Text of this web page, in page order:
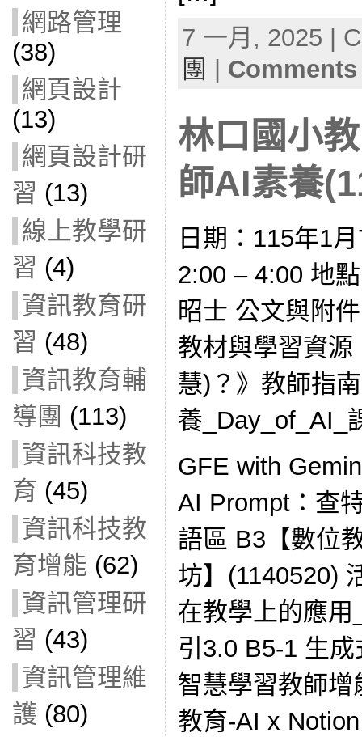
網路管理
(38)
網頁設計
(13)
網頁設計研
習 (13)
線上教學研
習 (4)
資訊教育研
習 (48)
資訊教育輔
導團 (113)
資訊科技教
育 (45)
資訊科技教
育增能 (62)
資訊管理研
習 (43)
資訊管理維
護 (80)
7 一月, 2025 |
團
林口國小
師AI素養
日期：115年1
2:00 – 4:00 地
昭士 公文與附
教材與學習資
慧)？》教師指
養_Day_of_AI_
GFE with
AI Prompt：查
語區 B3【數位
坊】(1140520)
在教學上的應
引3.0 B5-1 生
智慧學習教師
教育-AI x